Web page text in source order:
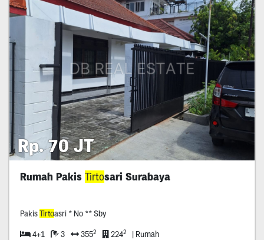
Rp. 70 JT
Rumah Pakis Tirtosari Surabaya
PakisTirtoasri * No ** Sby
4+1 3 3552 2242 | Rumah